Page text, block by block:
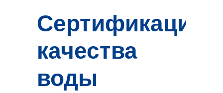
Сертификация
качества
воды